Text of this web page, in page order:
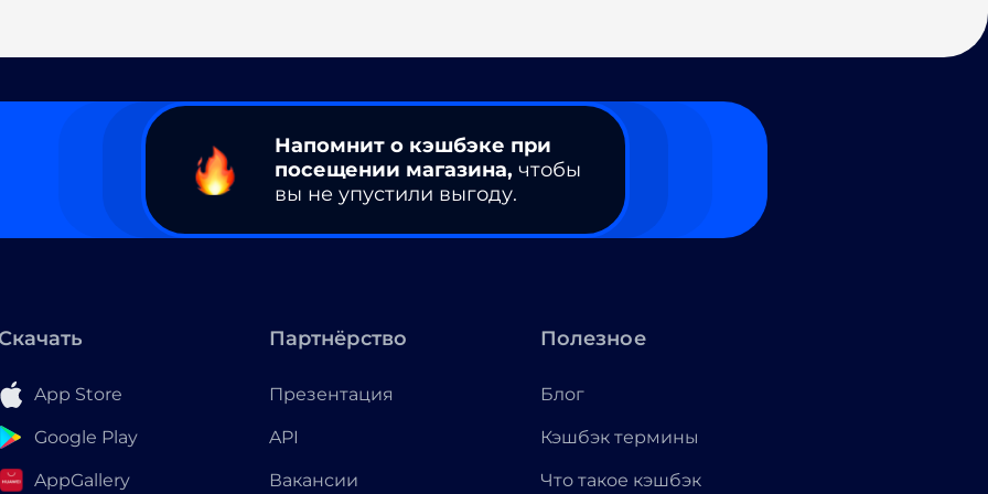
Напомнит о кэшбэке при
посещении магазина, чтобы
вы не упустили выгоду.
App Store
Google Play
AppGallery
Партнёрство
Презентация
API
Вакансии
Полезное
Блог
Кэшбэк термины
Что такое кэшбэк